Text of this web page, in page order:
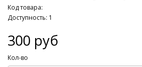
Код товара:
Доступность: 1
300 руб
Кол-во